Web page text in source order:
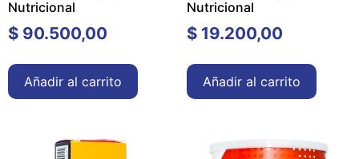
Nutricional
$ 90.500,00
Añadir al carrito
Nutricional
$19.200,00
Añadir al carrito